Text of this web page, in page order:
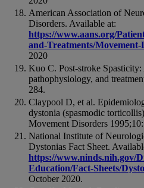
American Association of
Disorders. Available at:
https://www.aans.org/
and-Treatments/Movement-
2020
Kuo C. Post-stroke
pathophysiology, and
284.
Claypool D, et al.
dystonia (spasmodic
Movement Disorders
National Institute of
Dystonias Fact Sheet.
https://www.ninds.nih.gov/
Education/Fact-Sheets/
October 2020.